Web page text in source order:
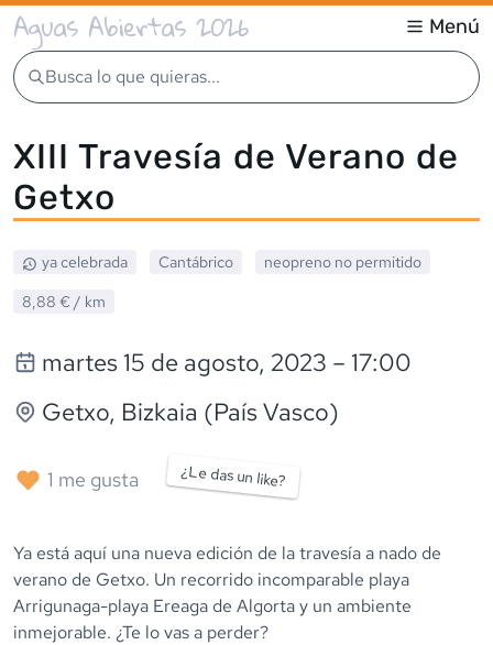
Aguas Abiertas 2026 Menú
Busca lo que quieras...
XIII Travesía de Verano de
Getxo
ya celebrada Cantábrico neopreno no permitido
8,88 € / km
martes 15 de agosto, 2023 – 17:00
Getxo, Bizkaia (País Vasco)
1 me gusta ¿Le das un like?
Ya está aquí una nueva edición de la travesía a nado de
verano de Getxo. Un recorrido incomparable playa
Arrigunaga-playa Ereaga de Algorta y un ambiente
inmejorable. ¿Te lo vas a perder?